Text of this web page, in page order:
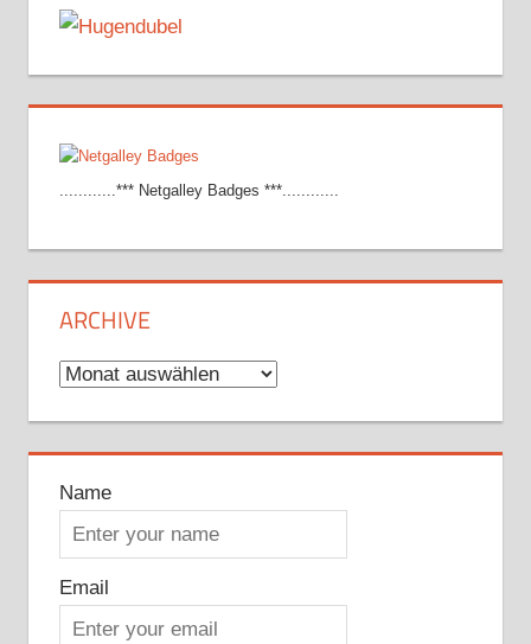
............*** Netgalley Badges ***............
ARCHIVE
Archive
Name
Email